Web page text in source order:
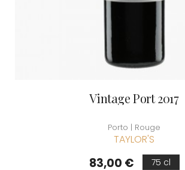
Vintage Port 2017
Porto | Rouge
TAYLOR'S
Prix
83,00 € 75 cl